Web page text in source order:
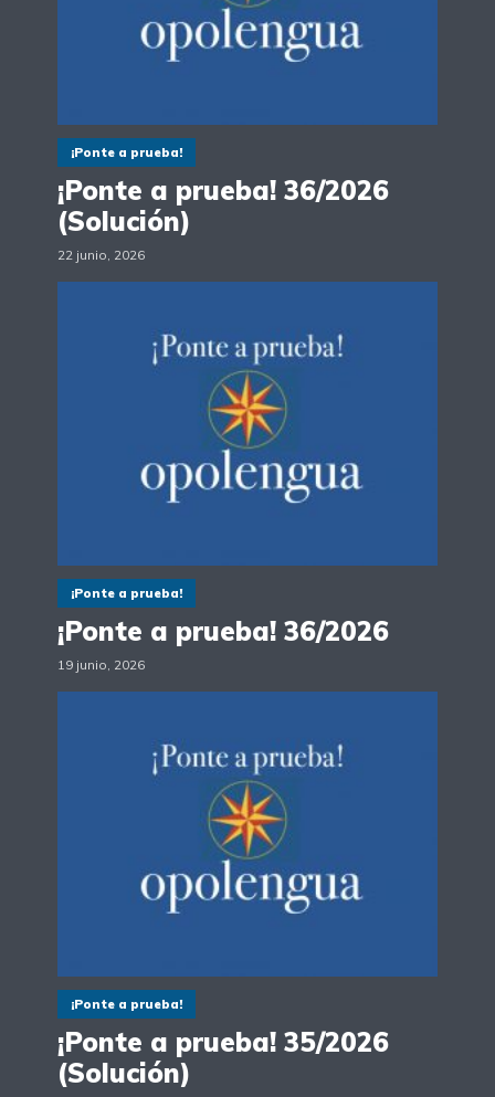
¡Ponte a prueba!
¡Ponte a prueba! 36/2026
(Solución)
22 junio, 2026
¡Ponte a prueba!
¡Ponte a prueba! 36/2026
19 junio, 2026
¡Ponte a prueba!
¡Ponte a prueba! 35/2026
(Solución)